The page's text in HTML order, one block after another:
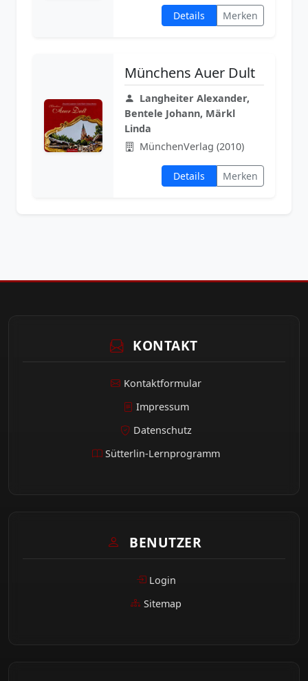
Details Merken
Münchens Auer Dult
Langheiter Alexander,
Bentele Johann, Märkl
Linda
MünchenVerlag (2010)
Details Merken
KONTAKT
Kontaktformular
Impressum
Datenschutz
Sütterlin-Lernprogramm
BENUTZER
Login
Sitemap